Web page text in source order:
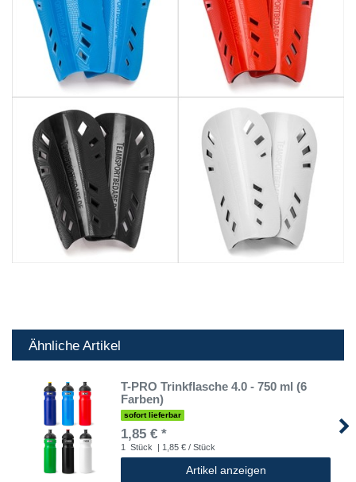
Ähnliche Artikel
T-PRO Trinkflasche 4.0 - 750 ml (6
Farben)
sofort lieferbar
1,85 € *
1 Stück | 1,85 € / Stück
Artikel anzeigen